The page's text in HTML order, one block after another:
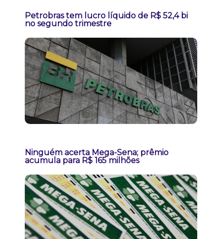
Petrobras tem lucro líquido de R$ 52,4 bi
no segundo trimestre
Ninguém acerta Mega-Sena; prêmio
acumula para R$ 165 milhões